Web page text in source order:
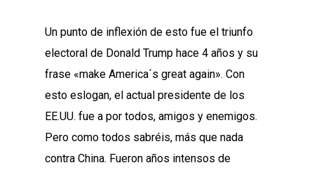
Un punto de inflexión de esto fue el triunfo
electoral de Donald Trump hace 4 años y su
frase «make America´s great again». Con
esto eslogan, el actual presidente de los
EE.UU. fue a por todos, amigos y enemigos.
Pero como todos sabréis, más que nada
contra China. Fueron años intensos de